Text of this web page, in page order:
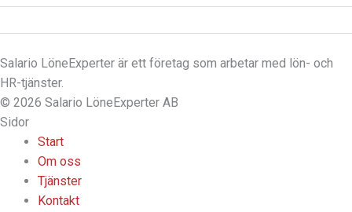
Salario LöneExperter är ett företag som arbetar med lön- och
HR-tjänster.
© 2026 Salario LöneExperter AB
Sidor
Start
Om oss
Tjänster
Kontakt